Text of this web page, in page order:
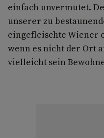
einfach unvermutet.
unserer zu
eingefleischte Wiener
wenn es nicht der Ort
vielleicht sein